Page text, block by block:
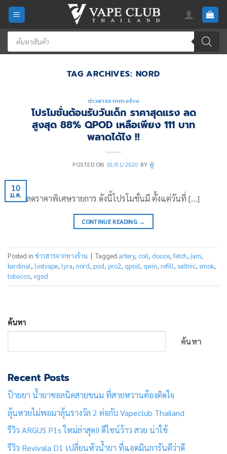
Skip
content
Products
search
TAG ARCHIVES: NORD
ข่าวสารจากทางร้าน
โปรโมชั่นต้อนรับวันเด็ก ราคาสุดแรง ลด
สูงสุด 88% QPOD เหลือเพียง 111 บาท
พลาดได้ไง !!
POSTED ON 10/01/2020 BYฟู่
10
ม.ค.
สินค้าลดราคาพิเศษรายการ ดังนี้โปรโมชั่นมี ตั้งแต่วันที่ […]
CONTINUE READING →
Posted in ข่าวสารจากทางร้าน | Tagged artery, coil, dooze,fetch, jam,
kardinal, lostvape, lyra, nord, pod, pro2, qpod, qwin, refill, saltnic, smok,
tobacco, vgod
ค้นหา
ค้นหา
Recent Posts
ป้ายยา น้ำยาซอลนิคสายขนม ที่สายหวานต้องติดใจ
ลุ้นหวยไม่พอมาลุ้นรางวัล 2 ต่อกับ Vapeclub Thailand
รีวิว ARGUS P1s ใหม่ล่าสุด!! ดีไซน์ว้าว สวย น่าใช้
รีวิว Revivala D1 เปลี่ยนหัวน้ำยา ที่แอดมินการันตีว่าดี